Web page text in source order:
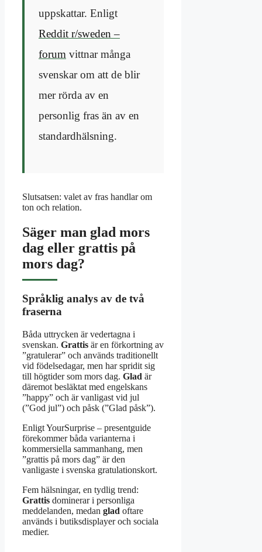
uppskattar. Enligt
Reddit r/sweden –
forum vittnar många
svenskar om att de blir
mer rörda av en
personlig fras än av en
standardhälsning.
Slutsatsen: valet av fras handlar om
ton och relation.
Säger man glad mors
dag eller grattis på
mors dag?
Språklig analys av de två
fraserna
Båda uttrycken är vedertagna i
svenskan. Grattis är en förkortning av
”gratulerar” och används traditionellt
vid födelsedagar, men har spridit sig
till högtider som mors dag. Glad är
däremot besläktat med engelskans
”happy” och är vanligast vid jul
(”God jul”) och påsk (”Glad påsk”).
Enligt YourSurprise – presentguide
förekommer båda varianterna i
kommersiella sammanhang, men
”grattis på mors dag” är den
vanligaste i svenska gratulationskort.
Fem hälsningar, en tydlig trend:
Grattis dominerar i personliga
meddelanden, medan glad oftare
används i butiksdisplayer och sociala
medier.